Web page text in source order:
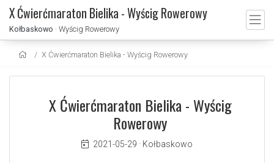
X Ćwierćmaraton Bielika - Wyścig Rowerowy
Kołbaskowo · Wyścig Rowerowy
X Ćwierćmaraton Bielika - Wyścig Rowerowy
X Ćwierćmaraton Bielika - Wyścig
Rowerowy
2021-05-29 · Kołbaskowo